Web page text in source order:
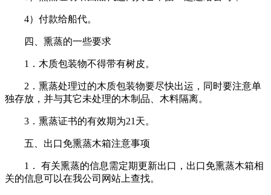
4）付款给船代。
四、熏蒸的一些要求
1．木质包装物不得带有树皮。
2．熏蒸处理过的木质包装物要尽快出运，同时要注意单
独存放，并与其它未处理的木制品、木料隔离。
3．熏蒸证书的有效期为21天。
五、出口免熏蒸木箱注意事项
1． 有关熏蒸的信息需定期更新出口，出口免熏蒸木箱相
关的信息可以在我公司网站上查找。